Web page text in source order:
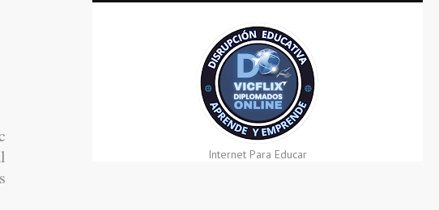
Internet Para Educar